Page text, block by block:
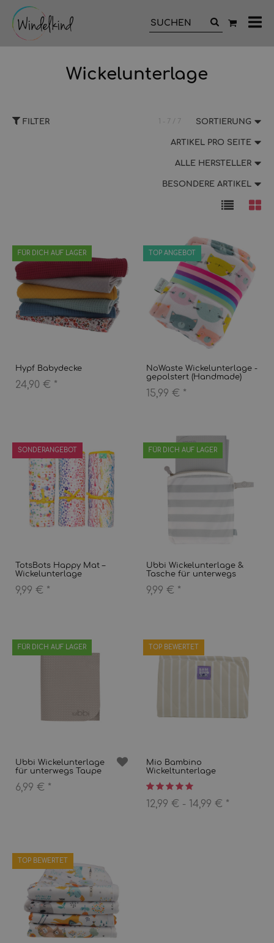
Wickelunterlage
FILTER 1 - 7 / 7 SORTIERUNG
ARTIKEL PRO SEITE
ALLE HERSTELLER
BESONDERE ARTIKEL
FÜR DICH AUF LAGER
Hypf Babydecke
24,90 € *
TOP ANGEBOT
NoWaste Wickelunterlage -
gepolstert (Handmade)
15,99 € *
SONDERANGEBOT
TotsBots Happy Mat –
Wickelunterlage
9,99 € *
FÜR DICH AUF LAGER
Ubbi Wickelunterlage &
Tasche für unterwegs
9,99 € *
FÜR DICH AUF LAGER
Ubbi Wickelunterlage
für unterwegs Taupe
6,99 € *
TOP BEWERTET
Mio Bambino
Wickeltunterlage
12,99 € - 14,99 € *
TOP BEWERTET